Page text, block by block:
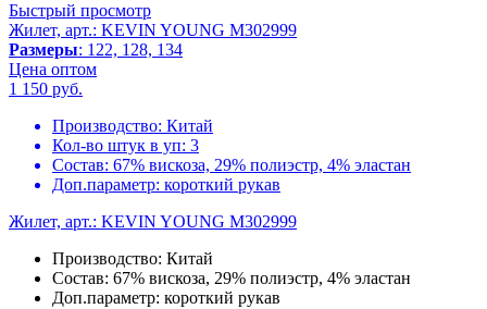
Быстрый просмотр
Жилет, арт.: KEVIN YOUNG M302999
Размеры: 122, 128, 134
Цена оптом
1 150 руб.
Производство: Китай
Кол-во штук в уп: 3
Состав: 67% вискоза, 29% полиэстр, 4% эластан
Доп.параметр: короткий рукав
Жилет, арт.: KEVIN YOUNG M302999
Производство: Китай
Состав: 67% вискоза, 29% полиэстр, 4% эластан
Доп.параметр: короткий рукав